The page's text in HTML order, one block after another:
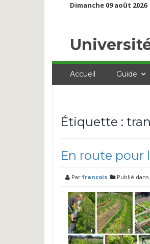
Dimanche 09 août 2026
Accueil Guide
Étiquette :
En route pour
Par francois Publié dans